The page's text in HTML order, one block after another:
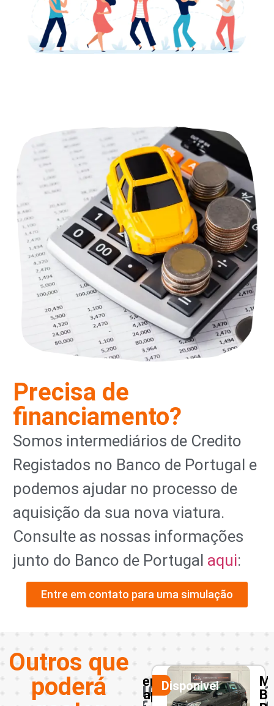
Precisa de
financiamento?
Somos intermediários de Credito
Registados no Banco de Portugal e
podemos ajudar no processo de
aquisição da sua nova viatura.
Consulte as nossas informações
junto do Banco de Portugal aqui:
Entre em contato para uma simulação
Outros que
poderá
Disponivel
Renault
Captur
10950Disponivel